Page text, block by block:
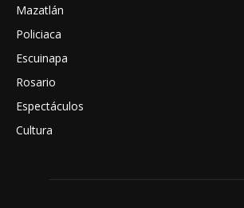
Mazatlán
Policiaca
Escuinapa
Rosario
Espectáculos
Cultura